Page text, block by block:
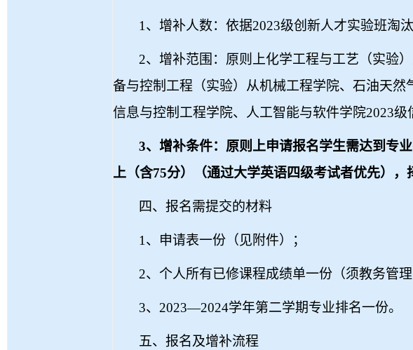
1 、增补人数：依据2023级创新人才实验班淘汰
2、增补范围：原则上化学工程与工艺（实验
备与控制工程（实验）从机械工程学院、石油天然
信息与控制工程学院、人工智能与软件学院2023级
3、增补条件：原则上申请报名学生需达到专
上（含75分）（通过大学英语四级考试者优先），
四、报名需提交的材料
1 、申请表一份（见附件）；
2、个人所有已修课程成绩单一份（须教务管
3、 2023—2024学年第二学期专业排名一份。
五、报名及增补流程